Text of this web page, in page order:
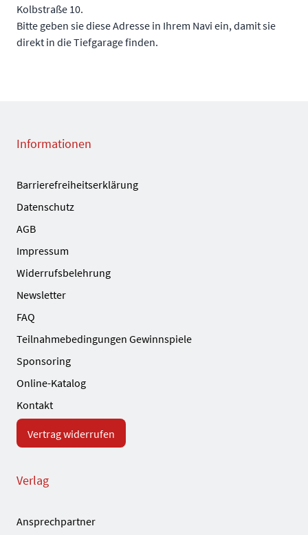
Kolbstraße 10.
Bitte geben sie diese Adresse in Ihrem Navi ein, damit sie
direkt in die Tiefgarage finden.
Informationen
Barrierefreiheitserklärung
Datenschutz
AGB
Impressum
Widerrufsbelehrung
Newsletter
FAQ
Teilnahmebedingungen Gewinnspiele
Sponsoring
Online-Katalog
Kontakt
Vertrag widerrufen
Verlag
Ansprechpartner